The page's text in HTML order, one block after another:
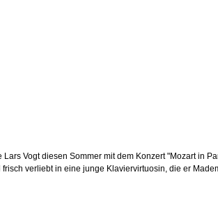
Vogt diesen Sommer mit dem Konzert "Mozart in
verliebt in eine junge Klaviervirtuosin, die er